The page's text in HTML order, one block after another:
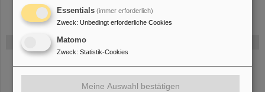
Erfahren Sie mehr.
Essentials (immer erforderlich)
Zweck: Unbedingt erforderliche Cookies
Matomo
Zweck: Statistik-Cookies
Meine Auswahl bestätigen